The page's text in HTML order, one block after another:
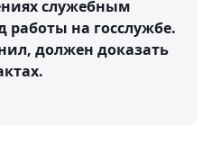
служебным
на госслужбе.
должен доказать